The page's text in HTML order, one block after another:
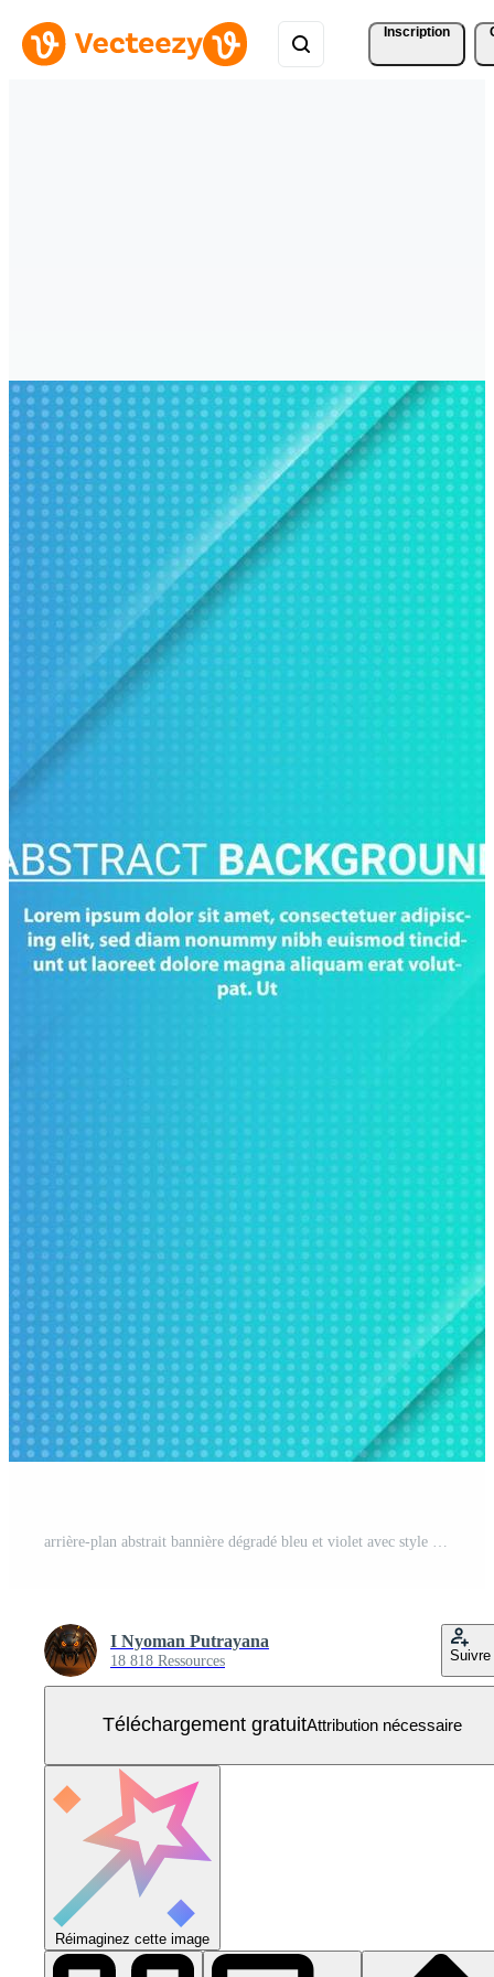
Inscription
I Nyoman Putrayana
18 818 Ressources Suivre
Téléchargement gratuitAttribution nécessaire
Réimaginez cette image